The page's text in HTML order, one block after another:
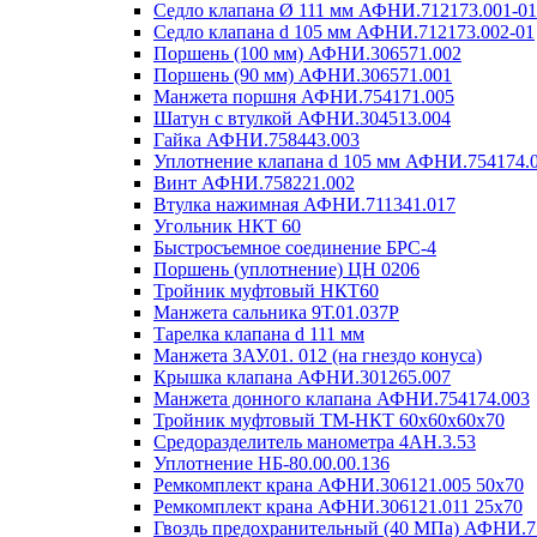
Седло клапана Ø 111 мм АФНИ.712173.001-01
Седло клапана d 105 мм АФНИ.712173.002-01
Поршень (100 мм) АФНИ.306571.002
Поршень (90 мм) АФНИ.306571.001
Манжета поршня АФНИ.754171.005
Шатун с втулкой АФНИ.304513.004
Гайка АФНИ.758443.003
Уплотнение клапана d 105 мм
Винт АФНИ.758221.002
Втулка нажимная АФНИ.711341.017
Угольник НКТ 60
Быстросъемное соединение БРС-4
Поршень (уплотнение) ЦН 0206
Тройник муфтовый НКТ60
Манжета сальника 9Т.01.037Р
Тарелка клапана d 111 мм
Манжета ЗАУ.01. 012 (на гнездо конуса)
Крышка клапана АФНИ.301265.007
Манжета донного клапана АФНИ.754174.003
Тройник муфтовый ТМ-НКТ 60х60х60х70
Средоразделитель манометра 4АН.3.53
Уплотнение НБ-80.00.00.136
Ремкомплект крана АФНИ.306121.005 50х70
Ремкомплект крана АФНИ.306121.011 25х70
Гвоздь предохранительный (40 МПа)